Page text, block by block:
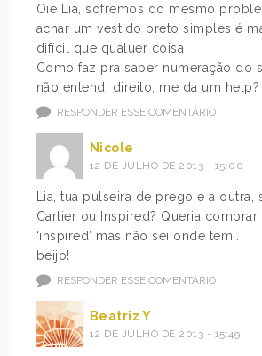
Oie Lia, sofremos do mesmo
achar um vestido preto simples é
difícil que qualuer coisa
Como faz pra saber numeração do
não entendi direito, me da um help?
RESPONDER ESSE COMENTÁRIO
Nicole
12 DE JULHO DE 2013 - 15:00
Lia, tua pulseira de prego e a outra,
Cartier ou Inspired? Queria comprar
‘inspired’ mas não sei onde tem..
beijo!
RESPONDER ESSE COMENTÁRIO
Beatriz Y
12 DE JULHO DE 2013 - 15:49